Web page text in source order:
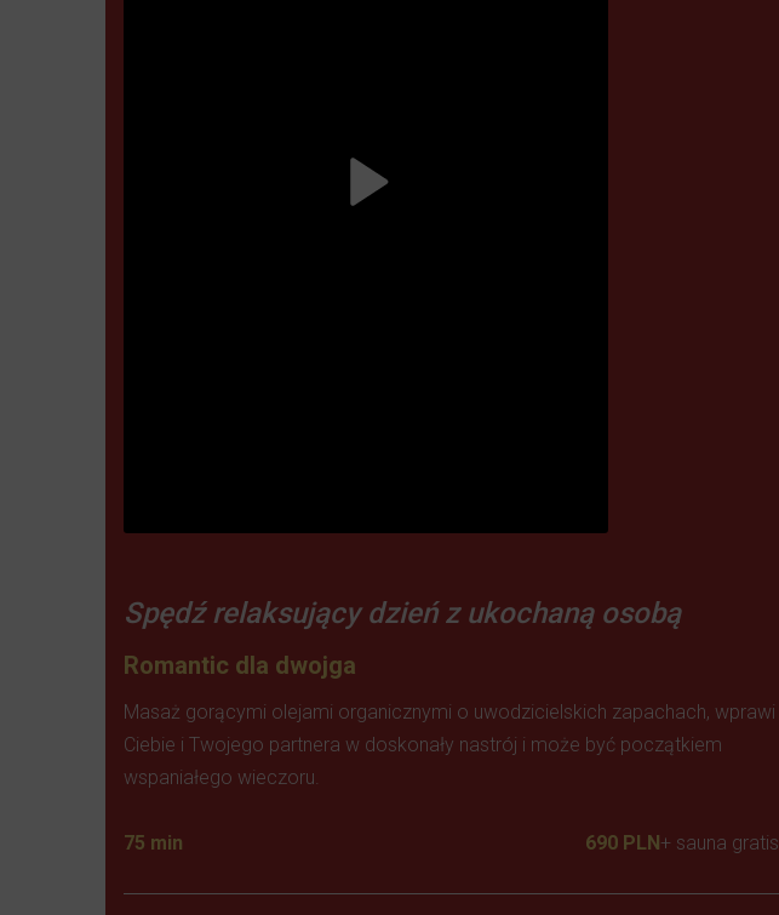
Spędź relaksujący dzień z ukochaną osobą
Romantic dla dwojga
Masaż gorącymi olejami organicznymi o uwodzicielskich zapachach, wprawi
Ciebie i Twojego partnera w doskonały nastrój i może być początkiem
wspaniałego wieczoru.
75 min 690 PLN + sauna gratis